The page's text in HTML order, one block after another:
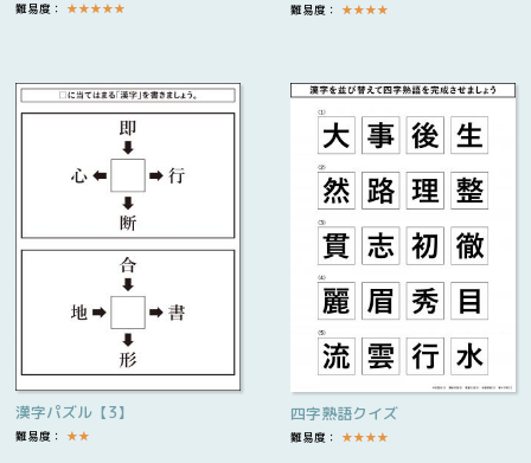
難易度： ★★★★★ 難易度： ★★★★
漢字パズル【3】
難易度： ★★
四字熟語クイズ
難易度： ★★★★